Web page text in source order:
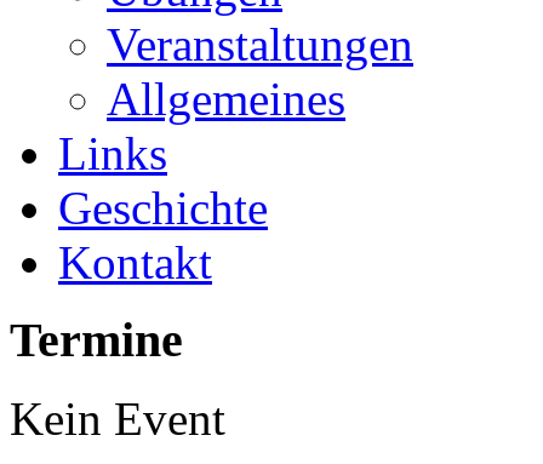
Veranstaltungen
Allgemeines
Links
Geschichte
Kontakt
Termine
Kein Event